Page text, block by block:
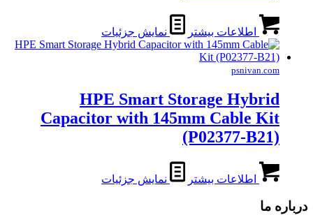
اطلاعات بیشتر نمایش جزئیات
psnivan.com
HPE Smart Storage Hybrid
Capacitor with 145mm Cable Kit
(P02377-B21)
اطلاعات بیشتر نمایش جزئیات
درباره ما